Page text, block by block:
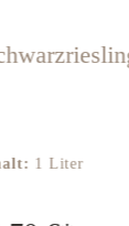
1 Liter